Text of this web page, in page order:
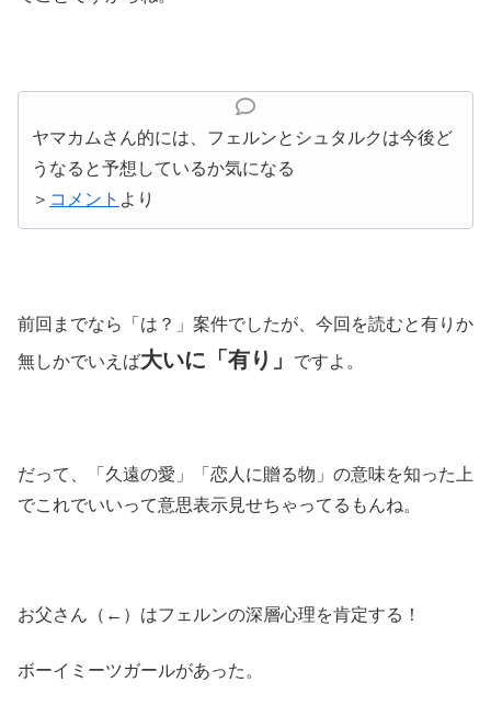
ヤマカムさん的には、フェルンとシュタルクは今後ど
うなると予想しているか気になる
＞ コメント より
前回までなら「は？」案件でしたが、今回を読むと有りか
無しかでいえば大いに「有り」 ですよ。
だって、「久遠の愛」「恋人に贈る物」の意味を知った上
でこれでいいって意思表示見せちゃってるもんね。
お父さん（←）はフェルンの深層心理を肯定する！
ボーイミーツガールがあった。